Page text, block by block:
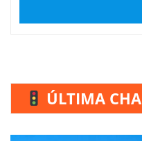
ÚLTIMA